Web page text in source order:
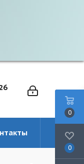
0
0